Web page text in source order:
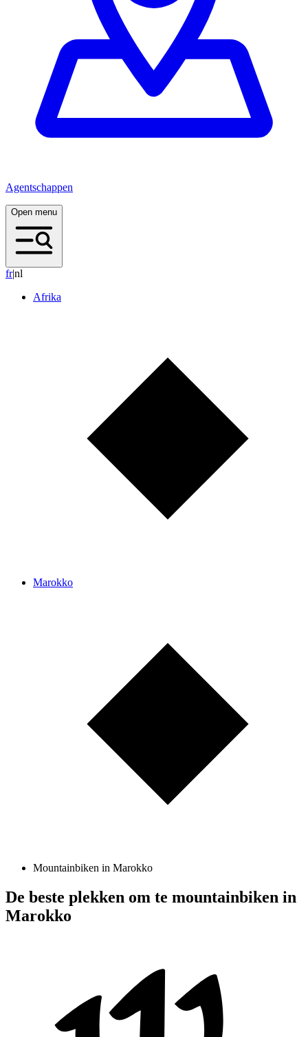
Agentschappen
Open menu
fr|nl
Afrika
Marokko
Mountainbiken in Marokko
De beste plekken om te mountainbiken in
Marokko